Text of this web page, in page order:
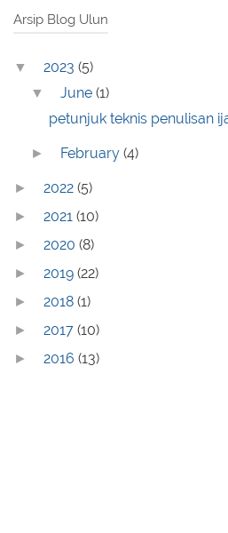
Arsip Blog Ulun
▼ 2023 (5)
▼ June(1)
petunjuk teknis penulisan
► February(4)
► 2022 (5)
► 2021 (10)
► 2020 (8)
► 2019 (22)
► 2018 (1)
► 2017 (10)
► 2016 (13)